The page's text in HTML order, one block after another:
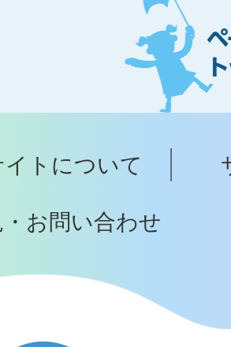
ー
ジ
ト
ッ
へ
トについて
お問い合わせ